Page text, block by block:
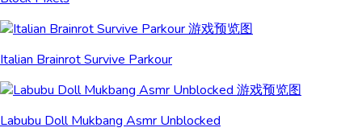
Italian Brainrot Survive Parkour
Labubu Doll Mukbang Asmr Unblocked